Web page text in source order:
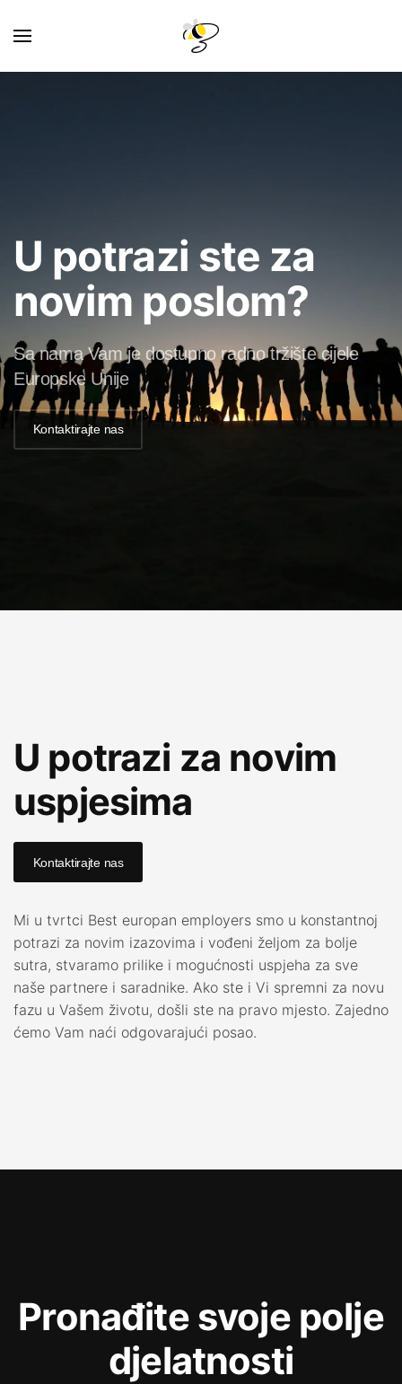
U potrazi ste za
novim poslom?
Sa nama Vam je dostupno radno tržište cijele
Europske Unije
Kontaktirajte nas
U potrazi za novim
uspjesima
Kontaktirajte nas
Mi u tvrtci Best europan employers smo u konstantnoj
potrazi za novim izazovima i vođeni željom za bolje
sutra, stvaramo prilike i mogućnosti uspjeha za sve
naše partnere i saradnike. Ako ste i Vi spremni za novu
fazu u Vašem životu, došli ste na pravo mjesto. Zajedno
ćemo Vam naći odgovarajući posao.
Pronađite svoje polje
djelatnosti